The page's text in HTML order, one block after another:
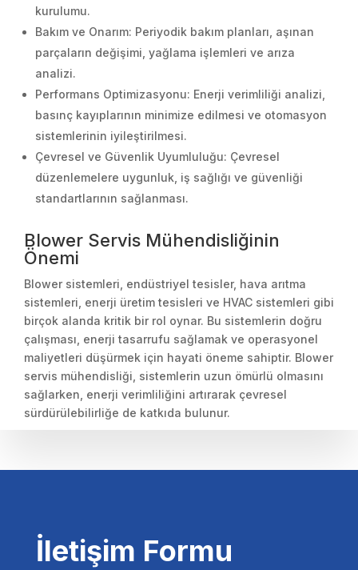
kurulumu.
Bakım ve Onarım: Periyodik bakım planları, aşınan
parçaların değişimi, yağlama işlemleri ve arıza
analizi.
Performans Optimizasyonu: Enerji verimliliği analizi,
basınç kayıplarının minimize edilmesi ve otomasyon
sistemlerinin iyileştirilmesi.
Çevresel ve Güvenlik Uyumluluğu: Çevresel
düzenlemelere uygunluk, iş sağlığı ve güvenliği
standartlarının sağlanması.
Blower Servis Mühendisliğinin
Önemi
Blower sistemleri, endüstriyel tesisler, hava arıtma
sistemleri, enerji üretim tesisleri ve HVAC sistemleri gibi
birçok alanda kritik bir rol oynar. Bu sistemlerin doğru
çalışması, enerji tasarrufu sağlamak ve operasyonel
maliyetleri düşürmek için hayati öneme sahiptir. Blower
servis mühendisliği, sistemlerin uzun ömürlü olmasını
sağlarken, enerji verimliliğini artırarak çevresel
sürdürülebilirliğe de katkıda bulunur.
İletişim Formu